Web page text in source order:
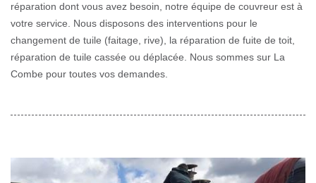
réparation dont vous avez besoin, notre équipe de couvreur est à
votre service. Nous disposons des interventions pour le
changement de tuile (faitage, rive), la réparation de fuite de toit,
réparation de tuile cassée ou déplacée. Nous sommes sur La
Combe pour toutes vos demandes.